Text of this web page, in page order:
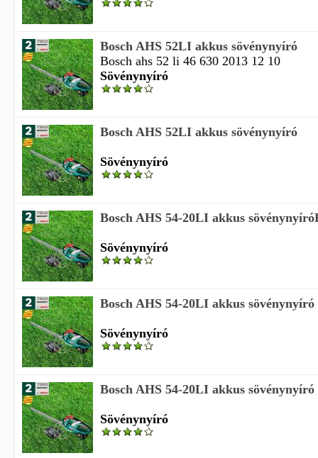
Bosch AHS 52LI akkus sövénynyíró
Bosch ahs 52 li 46 630 2013 12 10
Sövénynyíró
Bosch AHS 52LI akkus sövénynyíró
Sövénynyíró
Bosch AHS 54-20LI akkus
Sövénynyíró
Bosch AHS 54-20LI akkus sövénynyíró
Sövénynyíró
Bosch AHS 54-20LI akkus sövénynyíró
Sövénynyíró